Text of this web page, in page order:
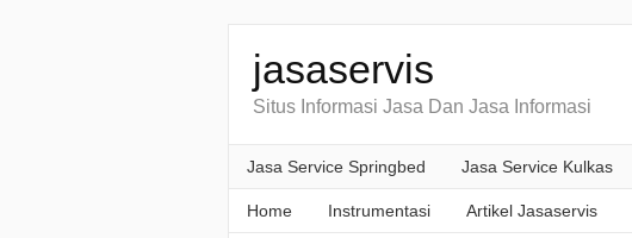
jasaservis
Situs Informasi Jasa Dan Jasa Informasi
Jasa Service Springbed Jasa Service Kulkas
Home Instrumentasi Artikel Jasaservis